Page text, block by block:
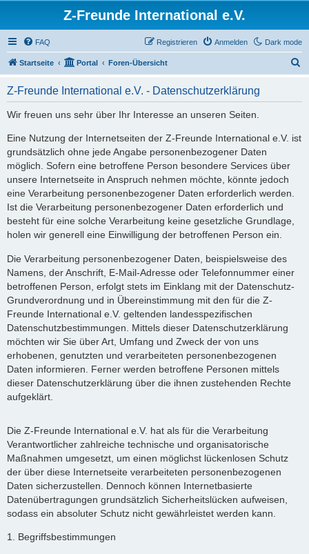
Z-Freunde International e.V.
Dark mode
FAQ Anmelden
Registrieren
Startseite Portal Foren-Übersicht
Z-Freunde International e.V. - Datenschutzerklärung
Wir freuen uns sehr über Ihr Interesse an unseren Seiten.
Eine Nutzung der Internetseiten der Z-Freunde International e.V. ist
grundsätzlich ohne jede Angabe personenbezogener Daten
möglich. Sofern eine betroffene Person besondere Services über
unsere Internetseite in Anspruch nehmen möchte, könnte jedoch
eine Verarbeitung personenbezogener Daten erforderlich werden.
Ist die Verarbeitung personenbezogener Daten erforderlich und
besteht für eine solche Verarbeitung keine gesetzliche Grundlage,
holen wir generell eine Einwilligung der betroffenen Person ein.
Die Verarbeitung personenbezogener Daten, beispielsweise des
Namens, der Anschrift, E-Mail-Adresse oder Telefonnummer einer
betroffenen Person, erfolgt stets im Einklang mit der Datenschutz-
Grundverordnung und in Übereinstimmung mit den für die Z-
Freunde International e.V. geltenden landesspezifischen
Datenschutzbestimmungen. Mittels dieser Datenschutzerklärung
möchten wir Sie über Art, Umfang und Zweck der von uns
erhobenen, genutzten und verarbeiteten personenbezogenen
Daten informieren. Ferner werden betroffene Personen mittels
dieser Datenschutzerklärung über die ihnen zustehenden Rechte
aufgeklärt.
Die Z-Freunde International e.V. hat als für die Verarbeitung
Verantwortlicher zahlreiche technische und organisatorische
Maßnahmen umgesetzt, um einen möglichst lückenlosen Schutz
der über diese Internetseite verarbeiteten personenbezogenen
Daten sicherzustellen. Dennoch können Internetbasierte
Datenübertragungen grundsätzlich Sicherheitslücken aufweisen,
sodass ein absoluter Schutz nicht gewährleistet werden kann.
1. Begriffsbestimmungen